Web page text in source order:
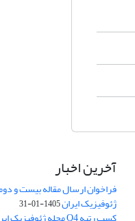
آخرین اخبار
فراخوان ارسال مقاله بیست و
ژئوفیزیک ایران1405-01-31